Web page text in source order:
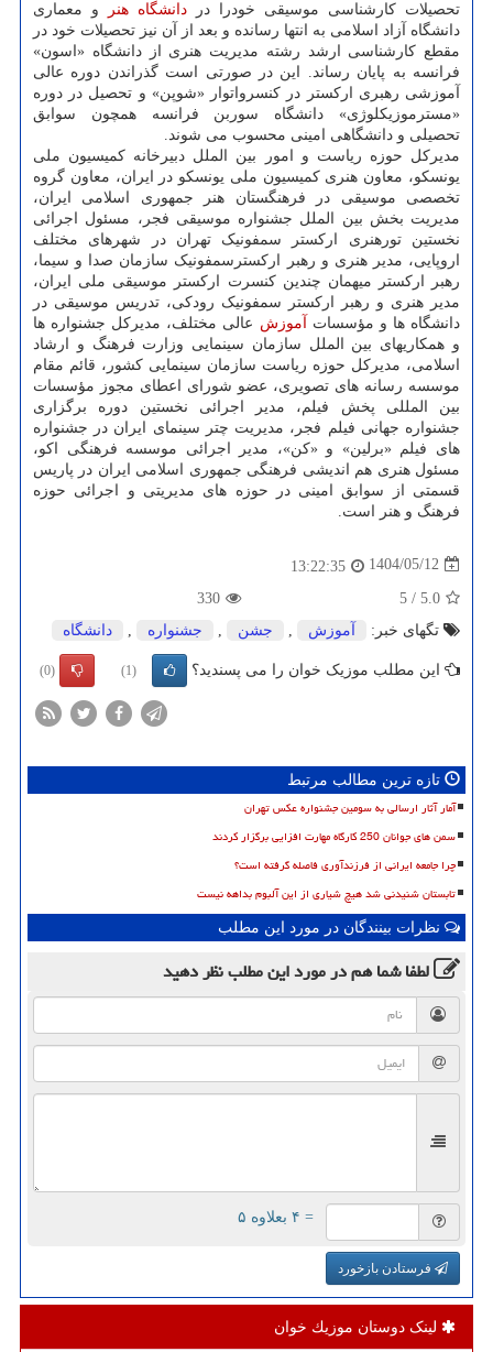
تحصیلات کارشناسی موسیقی خودرا در دانشگاه هنر
و معماری
دانشگاه آزاد اسلامی به انتها رسانده و بعد از آن نیز تحصیلات خود در
مقطع کارشناسی ارشد رشته مدیریت هنری از دانشگاه «اسون»
فرانسه به پایان رساند. این در صورتی است گذراندن دوره عالی
آموزشی رهبری ارکستر در کنسرواتوار «شوپن» و تحصیل در دوره
«مسترموزیکلوژی» دانشگاه سوربن فرانسه همچون سوابق
تحصیلی و دانشگاهی امینی محسوب می شوند.
مدیرکل حوزه ریاست و امور بین الملل دبیرخانه کمیسیون ملی
یونسکو، معاون هنری کمیسیون ملی یونسکو در ایران، معاون گروه
تخصصی موسیقی در فرهنگستان هنر جمهوری اسلامی ایران،
مدیریت بخش بین الملل جشنواره موسیقی فجر، مسئول اجرائی
نخستین تورهنری ارکستر سمفونیک تهران در شهرهای مختلف
اروپایی، مدیر هنری و رهبر ارکسترسمفونیک سازمان صدا و سیما،
رهبر ارکستر میهمان چندین کنسرت ارکستر موسیقی ملی ایران،
مدیر هنری و رهبر ارکستر سمفونیک رودکی، تدریس موسیقی در
دانشگاه ها و مؤسسات
آموزش عالی مختلف، مدیرکل جشنواره ها
و همکاریهای بین الملل سازمان سینمایی وزارت فرهنگ و ارشاد
اسلامی، مدیرکل حوزه ریاست سازمان سینمایی کشور، قائم مقام
موسسه رسانه های تصویری، عضو شورای اعطای مجوز مؤسسات
بین المللی پخش فیلم، مدیر اجرائی نخستین دوره برگزاری
جشنواره جهانی فیلم فجر، مدیریت چتر سینمای ایران در جشنواره
های فیلم «برلین» و «کن»، مدیر اجرائی موسسه فرهنگی اکو،
مسئول هنری هم اندیشی فرهنگی جمهوری اسلامی ایران در پاریس
قسمتی از سوابق امینی در حوزه های مدیریتی و اجرائی حوزه
فرهنگ و هنر است.
1404/05/12
13:22:35
5.0
/
5
330
تگهای خبر:
آموزش جشن جشنواره دانشگاه
این مطلب موزیک خوان را می پسندید؟ (1)
(0)
تازه ترین مطالب مرتبط
آمار آثار ارسالی به سومین جشنواره عکس تهران
سمن های جوانان 250 کارگاه مهارت افزایی برگزار کردند
چرا جامعه ایرانی از فرزندآوری فاصله گرفته است؟
تابستان شنیدنی شد هیچ شیاری از این آلبوم بداهه نیست
نظرات بینندگان در مورد این مطلب
لطفا شما همدر مورد این مطلبنظر دهید
= ۴ بعلاوه ۵
فرستادن بازخورد
لینک دوستان موزیك خوان